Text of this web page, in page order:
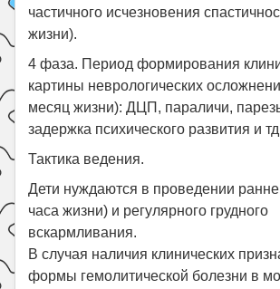
частичного исчезновения
жизни).
4 фаза. Период формирования
картины неврологических
месяц жизни): ДЦП, параличи,
задержка психического развития и
Тактика ведения.
Дети нуждаются в проведении
часа жизни) и регулярного грудного
вскармливания.
В случая наличия клинических
формы гемолитической болезни в